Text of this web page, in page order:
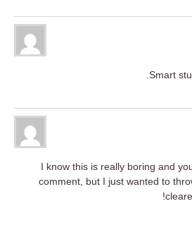
Smart
I know this is really boring and
comment, but I just wanted to